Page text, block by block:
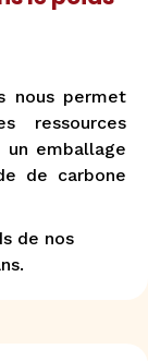
nous permet
ressources
un emballage
de carbone
de nos